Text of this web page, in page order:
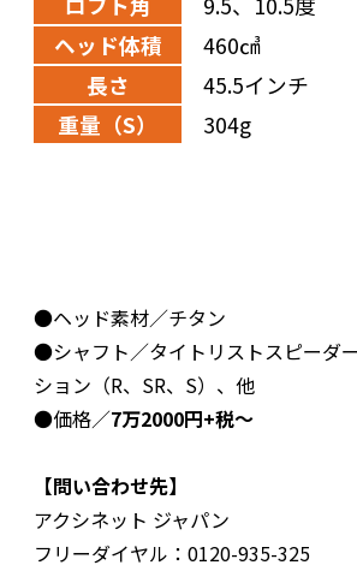
ヘッド体積
460㎤
長さ
45.5インチ
重量（S）
304g
●ヘッド素材／チタン
●シャフト／タイトリストスピーダ
ション（R、SR、S）、他
●価格／7万2000円+税～
【問い合わせ先】
アクシネット ジャパン
フリーダイヤル：0120-935-325